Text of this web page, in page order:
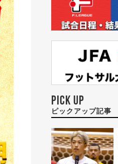
PICK UP
ピックアップ記事